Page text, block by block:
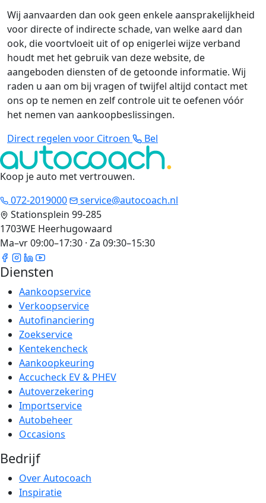
Wij aanvaarden dan ook geen enkele aansprakelijkheid
voor directe of indirecte schade, van welke aard dan
ook, die voortvloeit uit of op enigerlei wijze verband
houdt met het gebruik van deze website, de
aangeboden diensten of de getoonde informatie. Wij
raden u aan om bij vragen of twijfel altijd contact met
ons op te nemen en zelf controle uit te oefenen vóór
het nemen van aankoopbeslissingen.
Direct regelen voor Citroen
Bel
Koop je auto met vertrouwen.
072-2019000
service@autocoach.nl
Stationsplein 99-285
1703WE Heerhugowaard
Ma–vr 09:00–17:30 · Za 09:30–15:30
Diensten
Aankoopservice
Verkoopservice
Autofinanciering
Zoekservice
Kentekencheck
Aankoopkeuring
Accucheck EV & PHEV
Autoverzekering
Importservice
Autobeheer
Occasions
Bedrijf
Over Autocoach
Inspiratie